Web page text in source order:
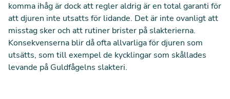
komma ihåg är dock att regler aldrig är en total garanti för
att djuren inte utsatts för lidande. Det är inte ovanligt att
misstag sker och att rutiner brister på slakterierna.
Konsekvenserna blir då ofta allvarliga för djuren som
utsätts, som till exempel de kycklingar som skållades
levande på Guldfågelns slakteri.